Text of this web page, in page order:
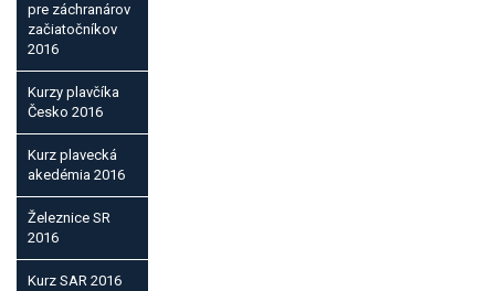
pre záchranárov
začiatočníkov
2016
Kurzy plavčíka
Česko 2016
Kurz plavecká
akedémia 2016
Železnice SR
2016
Kurz SAR 2016